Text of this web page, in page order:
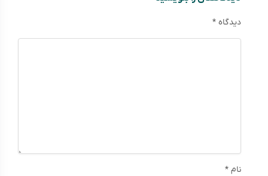
دیدگاه *
نام *